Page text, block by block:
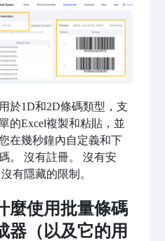
於1D和2D條碼類型，支
的Excel複製和粘貼，並
在幾秒鐘內自定義和下
。 沒有註冊。 沒有安
有隱藏的限制。
麼使用批量條碼
器（以及它的用